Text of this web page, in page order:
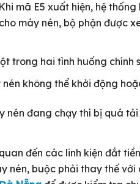
mã E5 xuất hiện, hệ
máy nén, bộ phận được
trong hai tình huống chính
không thể khởi động
nén đang chạy thì bị quá
đến các linh kiện đắt
nén, buộc phải thay thế với